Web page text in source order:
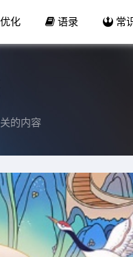
化 语录 常
的内容